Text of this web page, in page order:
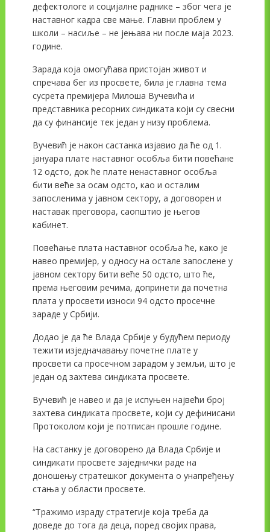
дефектологе и социјалне раднике – због чега је
наставног кадра све мање. Главни проблем у
школи – насиље – не јењава ни после маја 2023.
године.
Зарада која омогућава пристојан живот и
спречава бег из просвете, била је главна тема
сусрета премијера Милоша Вучевића и
представника ресорних синдиката који су свесни
да су финансије тек један у низу проблема.
Вучевић је након састанка изјавио да ће од 1.
јануара плате наставног особља бити повећане
12 одсто, док ће плате ненаставног особља
бити веће за осам одсто, као и осталим
запосленима у јавном сектору, а договорен и
наставак преговора, саопштио је његов
кабинет.
Повећање плата наставног особља ће, како је
навео премијер, у односу на остале запослене у
јавном сектору бити веће 50 одсто, што ће,
према његовим речима, допринети да почетна
плата у просвети износи 94 одсто просечне
зараде у Србији.
Додао је да ће Влада Србије у будућем периоду
тежити изједначавању почетне плате у
просвети са просечном зарадом у земљи, што је
један од захтева синдиката просвете.
Вучевић је навео и да је испуњен највећи број
захтева синдиката просвете, који су дефинисани
Протоколом који је потписан прошле године.
На састанку је договорено да Влада Србије и
синдикати просвете заједнички раде на
доношењу стратешког документа о унапређењу
стања у области просвете.
“Тражимо израду стратегије која треба да
доведе до тога да деца, поред својих права,